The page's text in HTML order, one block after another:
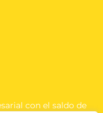
con el saldo de